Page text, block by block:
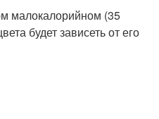
малокалорийном (35
будет зависеть от его